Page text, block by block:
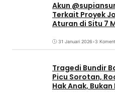
Akun
Terkait Proyek
Aturan di Situ 7
31 Januari 2026•3
Tragedi Bundir
Picu Sorotan,
Hak Anak,